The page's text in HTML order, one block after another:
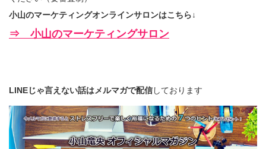
小山のマーケティングオンラインサロンはこちら↓
⇒ 小山のマーケティングサロン
LINEじゃ言えない話はメルマガで配信しております